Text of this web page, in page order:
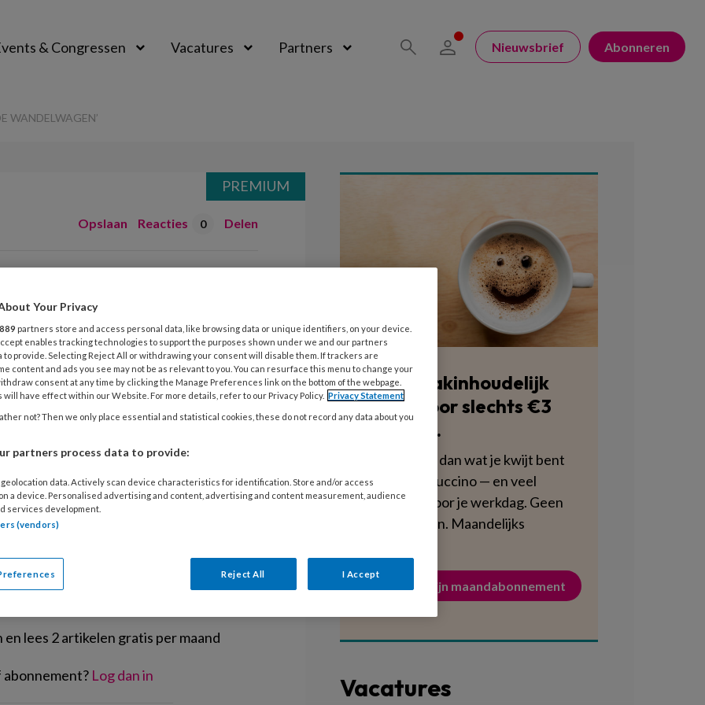
& Congressen Vacatures Partners Nieuwsbrief Abonneren
WANDELWAGEN’
Opslaan Reacties 0 Delen
in de
instantie aflezen van het
raadzaam om een kind in een
de volwassene te zetten. Dit
Suzanne Zeedyk in het Algemeen
lezen?
lees 2 artikelen gratis per maand
Log dan in
PREMIUM
Blijf vakinhoudelijk
scherp voor slechts €3
per week.
Dat is minder dan wat je kwijt bent
aan een cappuccino — en veel
voedzamer voor je werkdag. Geen
verplichtingen. Maandelijks
Activeer mijn maandabonnement
Vacatures
Your Privacy
889 partners store and access personal data, like browsing data or unique identifiers, on your device.
enables tracking technologies to support the purposes shown under we and our partners
to provide. Selecting Reject All or withdrawing your consent will disable them. If trackers are
content and ads you see may not be as relevant to you. You can resurface this menu to change your
consent at any time by clicking the Manage Preferences link on the bottom of the webpage.
will have effect within our Website. For more details, refer to our Privacy Policy. Privacy Statement
not? Then we only place essential and statistical cookies, these do not record any data about you
partners process data to provide:
data. Actively scan device characteristics for identification. Store and/or access
a device. Personalised advertising and content, advertising and content measurement, audience
services development.
(vendors)
Reject All I Accept